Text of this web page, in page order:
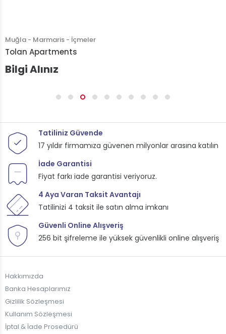
Muğla - Marmaris - İçmeler
Tolan Apartments
Bilgi Alınız
Tatiliniz Güvende
17 yıldır firmamıza güvenen milyonlar arasına katılın
İade Garantisi
Fiyat farkı iade garantisi veriyoruz.
4 Aya Varan Taksit Avantajı
Tatilinizi 4 taksit ile satın alma imkanı
Güvenli Online Alışveriş
256 bit şifreleme ile yüksek güvenlikli online alışveriş
Hakkımızda
Banka Hesaplarımız
Gizlilik Sözleşmesi
Kullanım Sözleşmesi
İptal & İade Prosedürü